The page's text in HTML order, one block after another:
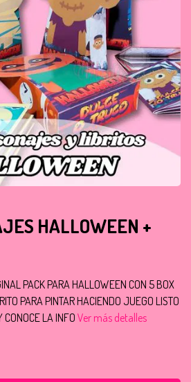
HALLOWEEN +
PACK PARA HALLOWEEN CON 5 BOX
PARA PINTAR HACIENDO JUEGO LISTO
CONOCE LA INFO Ver más detalles